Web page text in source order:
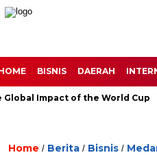
BISNIS DAERAH
Impact of the World Cup
Home / Berita / Bisnis /